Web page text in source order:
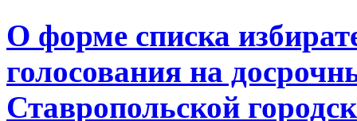
О форме списка
голосования на
Ставропольской